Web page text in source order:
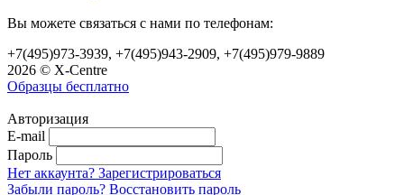
Вы можете связаться с нами по телефонам:
+7(495)973-3939, +7(495)943-2909, +7(495)979-9889
2026 © X-Centre
Образцы бесплатно
Авторизация
E-mail
Пароль
Нет аккаунта? Зарегистрироваться
Забыли пароль? Восстановить пароль